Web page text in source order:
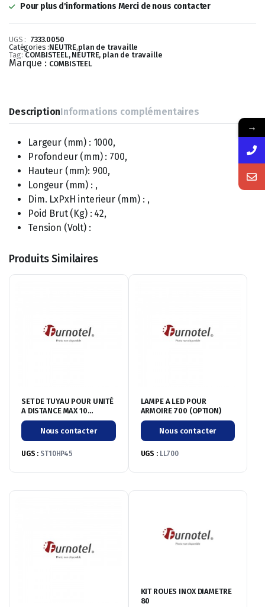
Pour plus d'informations Merci de nous contacter
UGS : 7333.0050
Catégories :NEUTRE,plan de travaille
Tag: COMBISTEEL, NEUTRE, plan de travaille
Marque : COMBISTEEL
DescriptionInformations complémentaires
Largeur (mm) : 1000,
Profondeur (mm) : 700,
Hauteur (mm): 900,
Longeur (mm) : ,
Dim. LxPxH interieur (mm) : ,
Poid Brut (Kg) : 42,
Tension (Volt) :
Produits Similaires
SET DE TUYAU POUR UNITÉ
A DISTANCE MAX 10
MÈTRES
Nous contacter
UGS : ST10HP45
LAMPE A LED POUR
ARMOIRE 700 (OPTION)
Nous contacter
UGS : LL700
KIT ROUES INOX DIAMETRE
80
→